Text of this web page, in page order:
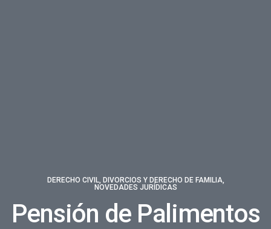
DERECHO CIVIL, DIVORCIOS Y DERECHO DE FAMILIA
NOVEDADES JURÍDICAS
Pensión de Palimentos